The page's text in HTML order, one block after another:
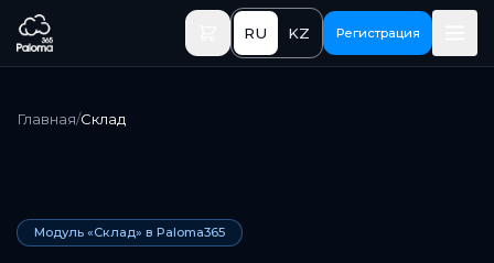
Перейти к основному содержимому
RU KZ Регистрация
Главная/Склад
Модуль «Склад» в Paloma365